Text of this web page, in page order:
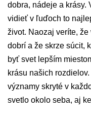
dobra, nádeje a krásy.
vidieť v ľuďoch to
život. Naozaj veríte,
dobrí a že skrze súcit,
byť svet lepším
krásu našich
významy skryté v
svetlo okolo seba, aj